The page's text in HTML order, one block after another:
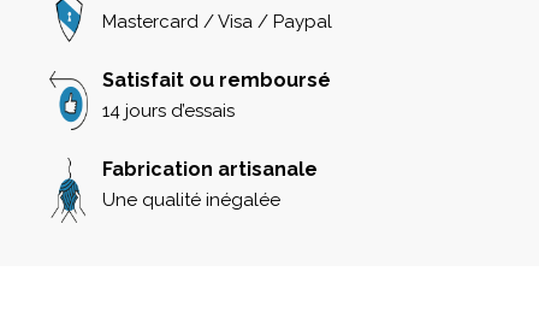
Mastercard / Visa / Paypal
Satisfait ou remboursé
14 jours d’essais
Fabrication artisanale
Une qualité inégalée